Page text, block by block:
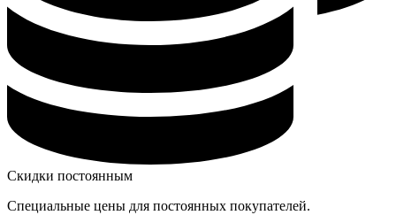
Скидки постоянным
Специальные цены для постоянных покупателей.